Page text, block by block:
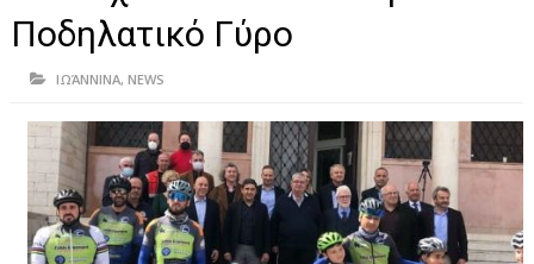
ΠΡΕΒΕΖΑ
ΙΩΑΝΝΙΝΑ
ΘΕΣΠΡΩΤΙΑ
ΙΟΝΙΑ ΝΗΣΙΑ
Ποδηλατικό Γύρο
ΙΩΆΝΝΙΝΑ, NEWS